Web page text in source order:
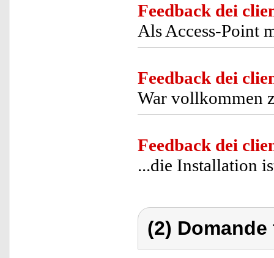
Feedback dei
Als Access-Point
Feedback dei
War vollkommen
Feedback dei
...die Installation
(2)